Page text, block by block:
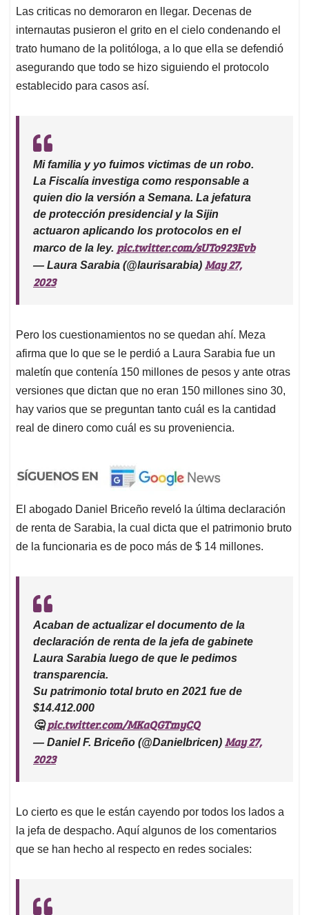
Las criticas no demoraron en llegar. Decenas de
internautas pusieron el grito en el cielo condenando el
trato humano de la politóloga, a lo que ella se defendió
asegurando que todo se hizo siguiendo el protocolo
establecido para casos así.
Mi familia y yo fuimos victimas de un robo.
La Fiscalía investiga como responsable a
quien dio la versión a Semana. La jefatura
de protección presidencial y la Sijin
actuaron aplicando los protocolos en el
marco de la ley. pic.twitter.com/sUTo923Evb
— Laura Sarabia (@laurisarabia) May 27,
2023
Pero los cuestionamientos no se quedan ahí. Meza
afirma que lo que se le perdió a Laura Sarabia fue un
maletín que contenía 150 millones de pesos y ante otras
versiones que dictan que no eran 150 millones sino 30,
hay varios que se preguntan tanto cuál es la cantidad
real de dinero como cuál es su proveniencia.
El abogado Daniel Briceño reveló la última declaración
de renta de Sarabia, la cual dicta que el patrimonio bruto
de la funcionaria es de poco más de $ 14 millones.
Acaban de actualizar el documento de la
declaración de renta de la jefa de gabinete
Laura Sarabia luego de que le pedimos
transparencia.
Su patrimonio total bruto en 2021 fue de
$14.412.000
🤔pic.twitter.com/MKaQGTmyCQ
— Daniel F. Briceño (@Danielbricen) May 27,
2023
Lo cierto es que le están cayendo por todos los lados a
la jefa de despacho. Aquí algunos de los comentarios
que se han hecho al respecto en redes sociales: